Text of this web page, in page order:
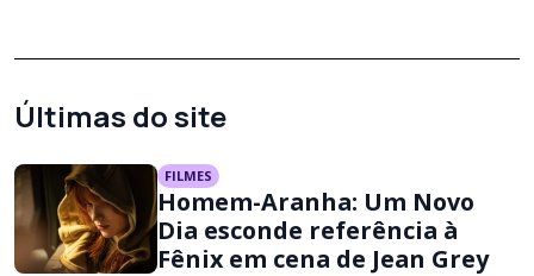
Últimas do site
FILMES
Homem-Aranha: Um Novo
Dia esconde referência à
Fênix em cena de Jean Grey